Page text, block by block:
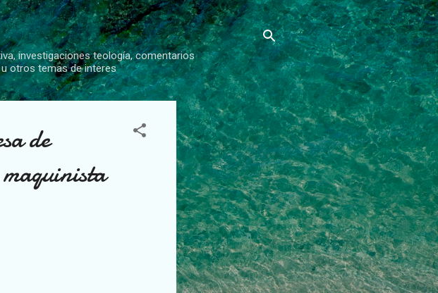
investigaciones teología, comentarios
otros temas de interes
de